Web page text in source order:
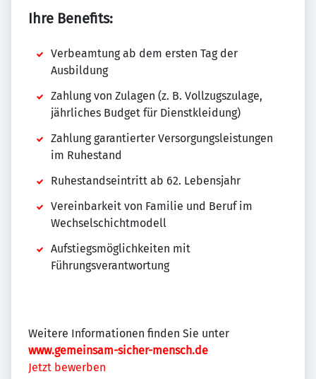
Ihre Benefits:
Verbeamtung ab dem ersten Tag der
Ausbildung
Zahlung von Zulagen (z. B. Vollzugszulage,
jährliches Budget für Dienstkleidung)
Zahlung garantierter Versorgungsleistungen
im Ruhestand
Ruhestandseintritt ab 62. Lebensjahr
Vereinbarkeit von Familie und Beruf im
Wechselschichtmodell
Aufstiegsmöglichkeiten mit
Führungsverantwortung
Weitere Informationen finden Sie unter
www.gemeinsam-sicher-mensch.de
Jetzt bewerben